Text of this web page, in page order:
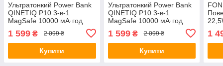
Ультратонкий Power Bank
QINETIQ P10 3-в-1
MagSafe 10000 мА·год
зарядка 20 Вт для iPhone
Сірий
1 599 ₴ 2 099 ₴
Купити
Ультратонкий Power Bank
QINETIQ P10 3-в-1
MagSafe 10000 мА·год
зарядка 20 Вт для iPhone
Золотий
1 599₴ 2 099 ₴
Купити
1